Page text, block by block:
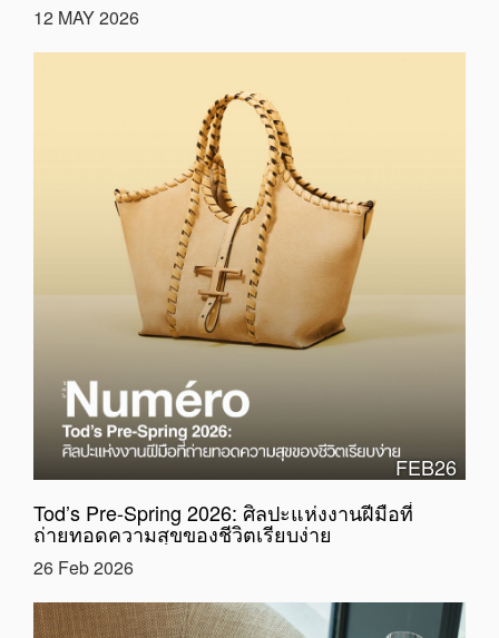
12 MAY 2026
FEB26
Tod’s Pre-Spring 2026: ศิลปะแห่งงานฝีมือที่
ถ่ายทอดความสุขของชีวิตเรียบง่าย
26 Feb 2026